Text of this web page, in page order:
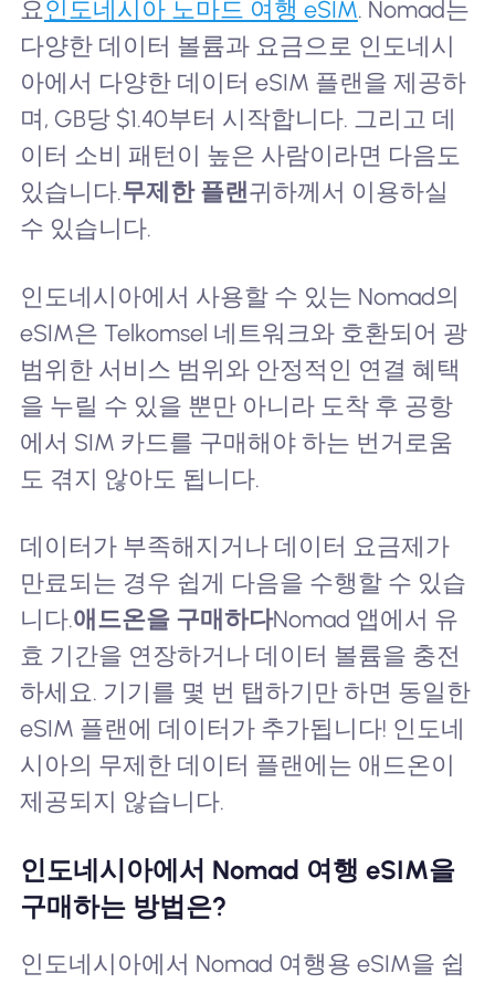
요인도네시아 노마드 여행 eSIM. Nomad는
다양한 데이터 볼륨과 요금으로 인도네시
아에서 다양한 데이터 eSIM 플랜을 제공하
며, GB당 $1.40부터 시작합니다. 그리고 데
이터 소비 패턴이 높은 사람이라면 다음도
있습니다.무제한 플랜귀하께서 이용하실
수 있습니다.
인도네시아에서 사용할 수 있는 Nomad의
eSIM은 Telkomsel 네트워크와 호환되어 광
범위한 서비스 범위와 안정적인 연결 혜택
을 누릴 수 있을 뿐만 아니라 도착 후 공항
에서 SIM 카드를 구매해야 하는 번거로움
도 겪지 않아도 됩니다.
데이터가 부족해지거나 데이터 요금제가
만료되는 경우 쉽게 다음을 수행할 수 있습
니다.애드온을 구매하다Nomad 앱에서 유
효 기간을 연장하거나 데이터 볼륨을 충전
하세요. 기기를 몇 번 탭하기만 하면 동일한
eSIM 플랜에 데이터가 추가됩니다! 인도네
시아의 무제한 데이터 플랜에는 애드온이
제공되지 않습니다.
인도네시아에서 Nomad 여행 eSIM을
구매하는 방법은?
인도네시아에서 Nomad 여행용 eSIM을 쉽